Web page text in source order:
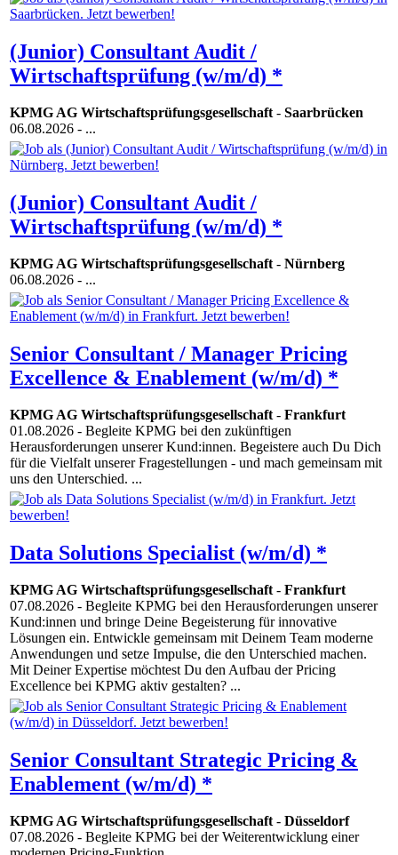
(Junior) Consultant Audit /
Wirtschaftsprüfung (w/m/d) *
KPMG AG Wirtschaftsprüfungsgesellschaft- Saarbrücken
06.08.2026 - ...
(Junior) Consultant Audit /
Wirtschaftsprüfung (w/m/d) *
KPMG AG Wirtschaftsprüfungsgesellschaft- Nürnberg
06.08.2026 - ...
Senior Consultant / Manager Pricing
Excellence & Enablement (w/m/d) *
KPMG AG Wirtschaftsprüfungsgesellschaft- Frankfurt
01.08.2026 - Begleite KPMG bei den zukünftigen
Herausforderungen unserer Kund:innen. Begeistere auch Du Dich
für die Vielfalt unserer Fragestellungen - und mach gemeinsam mit
uns den Unterschied. ...
Data Solutions Specialist (w/m/d) *
KPMG AG Wirtschaftsprüfungsgesellschaft- Frankfurt
07.08.2026 - Begleite KPMG bei den Herausforderungen unserer
Kund:innen und bringe Deine Begeisterung für innovative
Lösungen ein. Entwickle gemeinsam mit Deinem Team moderne
Anwendungen und setze Impulse, die den Unterschied machen.
Mit Deiner Expertise möchtest Du den Aufbau der Pricing
Excellence bei KPMG aktiv gestalten? ...
Senior Consultant Strategic Pricing &
Enablement (w/m/d) *
KPMG AG Wirtschaftsprüfungsgesellschaft- Düsseldorf
07.08.2026 - Begleite KPMG bei der Weiterentwicklung einer